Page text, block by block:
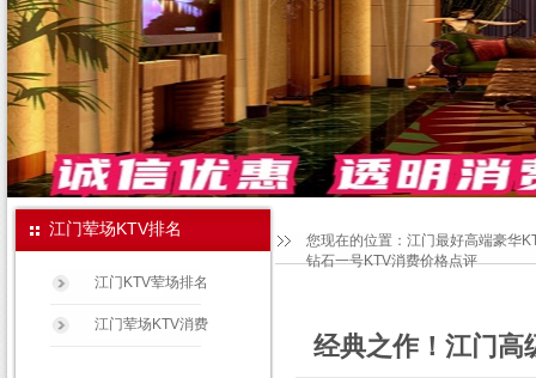
您现在的位置： 江门最好高端豪华
钻石一号KTV消费价格点评
江门荤场KTV排名
江门KTV荤场排名
江门荤场KTV消费
经典之作！江门高